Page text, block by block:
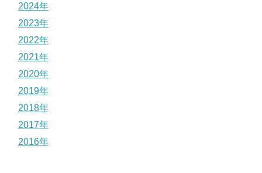
2024年
2023年
2022年
2021年
2020年
2019年
2018年
2017年
2016年